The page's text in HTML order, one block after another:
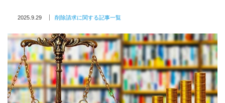
2025.9.29 削除請求に関する記事一覧